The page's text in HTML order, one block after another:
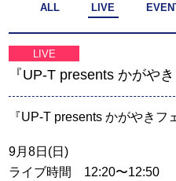
ALL LIVE
LIVE
『UP-T presents かがや
『UP-T presents かがやきフ
9月8日(日)
ライブ時間 12:20〜12:50